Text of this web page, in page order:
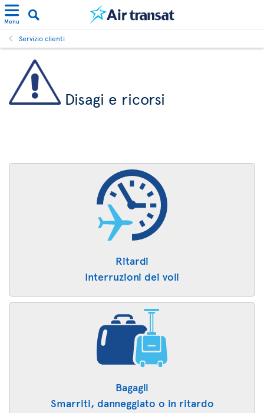
Menu
Servizio clienti
Disagi e ricorsi
Ritardi
Interruzioni dei voli
Bagagli
Smarriti, danneggiato o in ritardo